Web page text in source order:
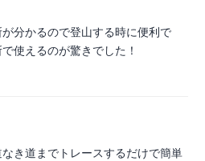
分かるので登山する時に便利で
使えるのが驚きでした！
き道までトレースするだけで簡単